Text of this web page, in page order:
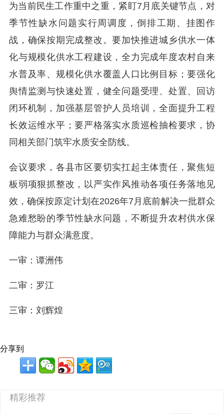
为当前民生工作重中之重，紧盯7月底关键节点，对
季节性缺水问题实行周调度，倒排工期、挂图作
战，确保按期完成整改。要加快推进城乡供水一体
化与规模化供水工程建设，全力完成年度农村自来
水普及率、规模化供水覆盖人口比例目标；要强化
舆情监测与快速处置，健全问题受理、处置、回访
闭环机制，加强基层管护人员培训，全面提升工程
长效运维水平；要严格落实水质巡检抽检要求，协
同相关部门筑牢水质安全防线。
会议要求，各县市区要切实扛起主体责任，聚焦短
板弱项狠抓整改，以严实作风推动各项任务落地见
效，确保按原定计划在2026年7月底前解决一批群众
急难愁盼的季节性缺水问题，不断提升农村供水保
障能力与群众满意度。
一审：谭洲伟
二审：罗江
三审：刘辉煌
分享到
精彩推荐